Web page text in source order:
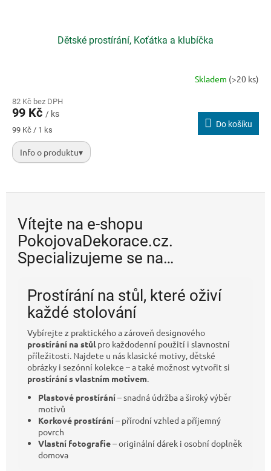
Dětské prostírání, Koťátka a klubíčka
Skladem (>20 ks)
82 Kč bez DPH
99 Kč / ks
Měrná
cena:
99 Kč / 1 ks
Do košíku
Info o produktu▾
ohebného a mechanicky odolného plastu.
Vítejte na e-shopu
PokojovaDekorace.cz.
Specializujeme se na…
Prostírání na stůl, které oživí
každé stolování
Vybírejte z praktického a zároveň designového
prostírání na stůlpro každodenní použití i slavnostní
příležitosti. Najdete u nás klasické motivy, dětské
obrázky i sezónní kolekce – a také možnost vytvořit si
prostírání s vlastním motivem.
Plastové prostírání– snadná údržba a široký výběr
motivů
Korkové prostírání– přírodní vzhled a příjemný
povrch
Vlastní fotografie– originální dárek i osobní doplněk
domova